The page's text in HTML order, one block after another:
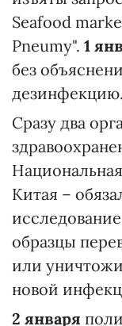
Seafood
Pneumy". 1
без
дезинфекцию.
Сразу два
Китая –
образцы
или
новой
2 января